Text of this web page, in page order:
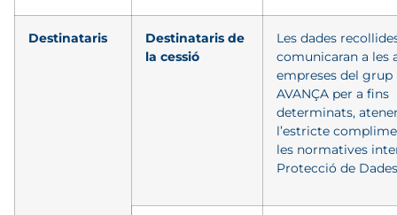
Destinataris
Destinataris de
la cessió
Les dades
comunicaran a les
empreses del grup
AVANÇA per a fins
determinats,
l’estricte
les normatives
Protecció de